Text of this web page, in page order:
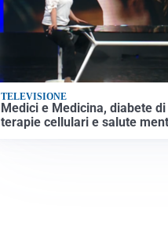
TELEVISIONE
Medici e Medicina, diabete
terapie cellulari e salute